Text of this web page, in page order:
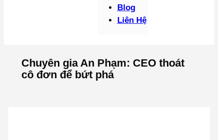
Blog
Liên Hệ
Chuyên gia An Phạm: CEO thoát
cô đơn để bứt phá